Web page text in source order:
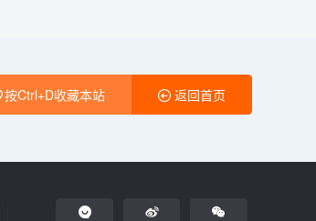
按Ctrl+D收藏本站 返回首页